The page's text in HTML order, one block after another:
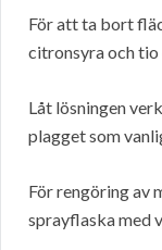
För att ta bort
citronsyra och
Låt lösningen
plagget som
För rengöring av
sprayflaska med